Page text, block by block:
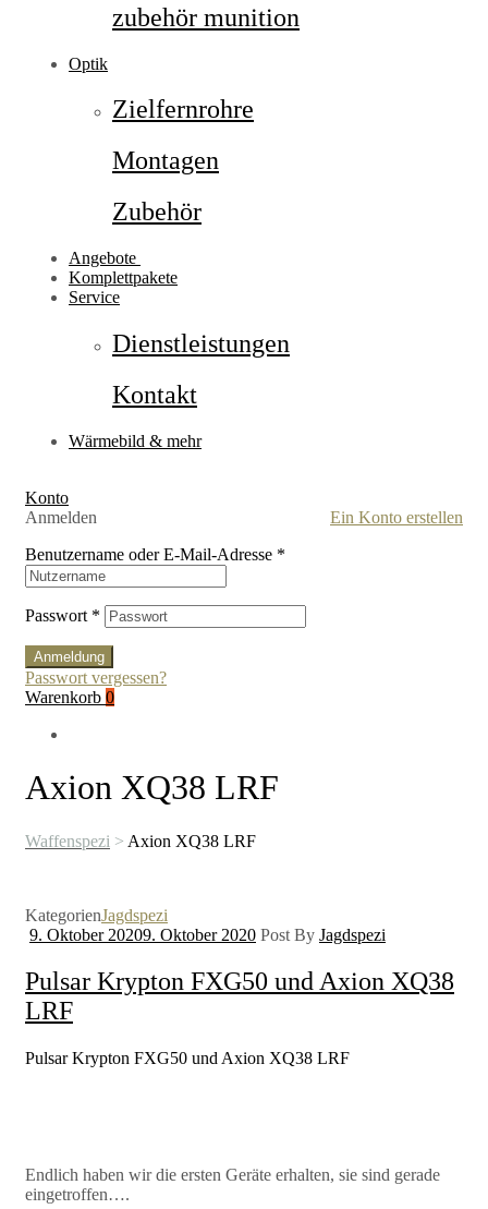
zubehör munition
Optik
Zielfernrohre
Montagen
Zubehör
Angebote
Komplettpakete
Service
Dienstleistungen
Kontakt
Wärmebild & mehr
Konto
Anmelden
Ein Konto erstellen
Benutzername oder E-Mail-Adresse *
Passwort *
Anmeldung
Passwort vergessen?
Warenkorb 0
Axion XQ38 LRF
Waffenspezi > Axion XQ38 LRF
KategorienJagdspezi
9. Oktober 20209. Oktober 2020 Post By Jagdspezi
Pulsar Krypton FXG50 und Axion XQ38
LRF
Pulsar Krypton FXG50 und Axion XQ38 LRF
Endlich haben wir die ersten Geräte erhalten, sie sind gerade
eingetroffen….